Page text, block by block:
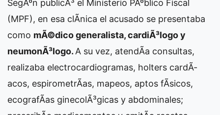
SegÃºn publicÃ³ el Ministerio PÃºblico Fiscal
(MPF), en esa clÃ­nica el acusado se presentaba
como mÃ©dico generalista, cardiÃ³logo y
neumonÃ³logo. A su vez, atendÃ­a consultas,
realizaba electrocardiogramas, holters cardÃ­
acos, espirometrÃ­as, mapeos, aptos fÃ­sicos,
ecografÃ­as ginecolÃ³gicas y abdominales;